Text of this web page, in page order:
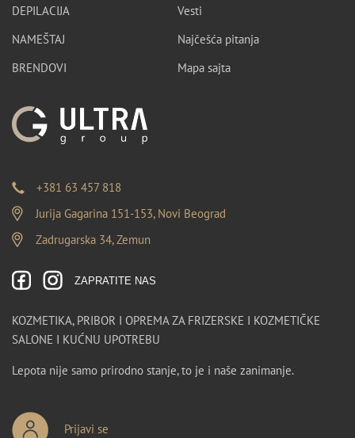
DEPILACIJA
NAMEŠTAJ
BRENDOVI
Vesti
Najčešća pitanja
Mapa sajta
+381 63 457 818
Jurija Gagarina 151-153, Novi Beograd
Zadrugarska 34, Zemun
ZAPRATITE NAS
KOZMETIKA, PRIBOR I OPREMA ZA FRIZERSKE I KOZMETIČKE
SALONE I KUĆNU UPOTREBU
Lepota nije samo prirodno stanje, to je i naše zanimanje.
Prijavi se